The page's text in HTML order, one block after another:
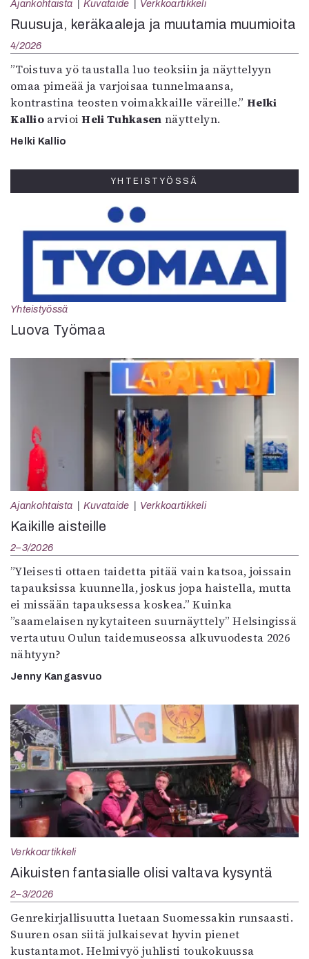
Ajankohtaista Kuvataide Verkkoartikkeli
Ruusuja, keräkaaleja ja muutamia muumioita
4/2026
”Toistuva yö taustalla luo teoksiin ja näyttelyyn
omaa pimeää ja varjoisaa tunnelmaansa,
kontrastina teosten voimakkaille väreille.”Helki
KallioarvioiHeli Tuhkasen näyttelyn.
Helki Kallio
YHTEISTYÖSSÄ
Yhteistyössä
Luova Työmaa
Ajankohtaista Kuvataide Verkkoartikkeli
Kaikille aisteille
2–3/2026
”Yleisesti ottaen taidetta pitää vain katsoa, joissain
tapauksissa kuunnella, joskus jopa haistella, mutta
ei missään tapauksessa koskea.” Kuinka
”saamelaisen nykytaiteen suurnäyttely” Helsingissä
vertautuu Oulun taidemuseossa alkuvuodesta 2026
nähtyyn?
Jenny Kangasvuo
Verkkoartikkeli
Aikuisten fantasialle olisi valtava kysyntä
2–3/2026
Genrekirjallisuutta luetaan Suomessakin runsaasti.
Suuren osan siitä julkaisevat hyvin pienet
kustantamot. Helmivyö juhlisti toukokuussa